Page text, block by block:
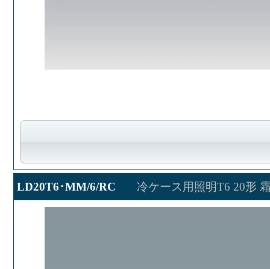
LD20T6･MM/6/RC 冷ケース用照明T6 20形